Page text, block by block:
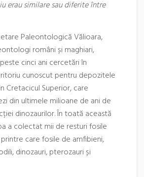
erau similare sau diferite între
Paleontologică Vălioara,
români și maghiari,
cinci ani cercetări în
cunoscut pentru depozitele
Cretacicul Superior, care
din ultimele milioane de ani de
dinozaurilor. În toată această
a colectat mii de resturi fosile
care fosile de amfibieni,
dinozauri, pterozauri și